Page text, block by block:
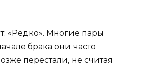
«Редко». Многие пары
брака они часто
перестали, не считая